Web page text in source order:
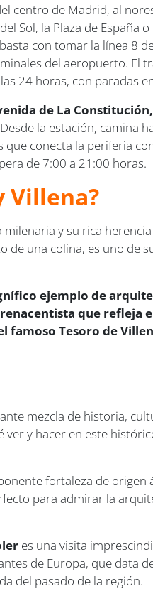
centro de Madrid, al
Sol, la Plaza de España
con tomar la línea 8
del aeropuerto. El
24 horas, con paradas
de La
la estación, camina
conecta la periferia
de 7:00 a 21:00 horas.
Villena?
y su rica
una colina, es uno de
ejemplo de
que refleja
Tesoro de
mezcla de historia,
y hacer en este
fortaleza de origen
para admirar la
es una visita
de Europa, que data
del pasado de la región.